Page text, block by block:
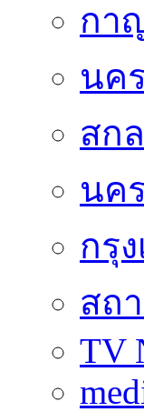
กา
นค
สก
นค
กรุ
สถ
TV